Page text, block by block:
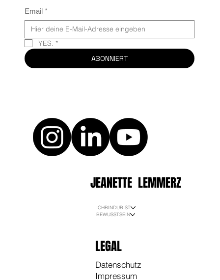
Email *
YES. *
ABONNIERT
JEANETTE LEMMERZ
ICHBINDUBIST
BEWUSSTSEIN
LEGAL
Impressum
Datenschutz